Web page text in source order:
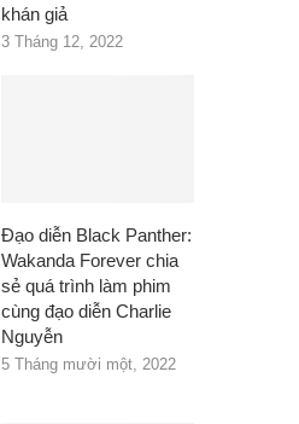
khán giả
3 Tháng 12, 2022
Đạo diễn Black Panther:
Wakanda Forever chia
sẻ quá trình làm phim
cùng đạo diễn Charlie
Nguyễn
5 Tháng mười một, 2022